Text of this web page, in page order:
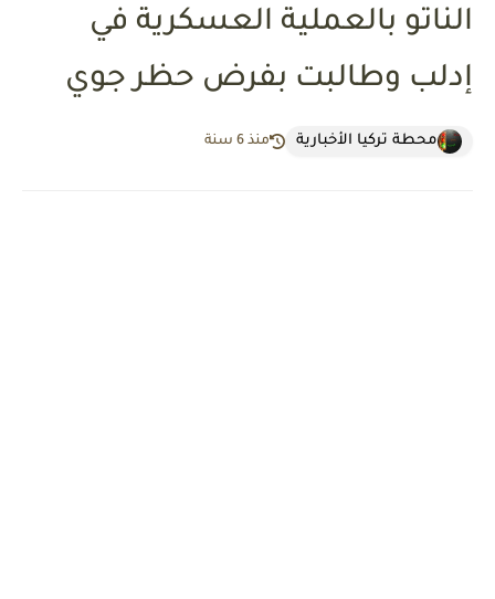
الناتو بالعملية العسكرية في
إدلب وطالبت بفرض حظر جوي
محطة تركيا الأخبارية منذ 6 سنة